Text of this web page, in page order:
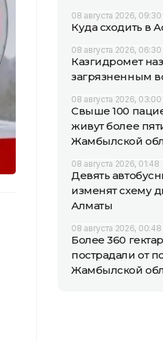
08 августа 2026, 09:30
Куда сходить в
08 августа 2026, 06:30
Казгидромет
загрязненным
08 августа 2026, 03:00
Свыше 100
живут более
Жамбылской
08 августа 2026, 01:48
Девять
изменят схему
Алматы
08 августа 2026, 00:48
Более 360
пострадали от
Жамбылской